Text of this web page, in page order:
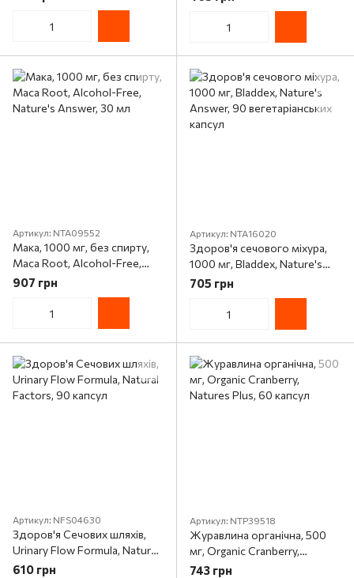
Артикул: NTA09552
Мака, 1000 мг, без спирту,
Maca Root, Alcohol-Free,
Nature's Answer, 30 мл
907 грн
Артикул: NTA16020
Здоров'я сечового міхура,
1000 мг, Bladdex, Nature's
Answer, 90 вегетаріанських
705 грн
Артикул: NFS04630
Здоров'я Сечових шляхів,
Urinary Flow Formula, Natural
Factors, 90 капсул
610 грн
Артикул: NTP39518
Журавлина органічна, 500
мг, Organic Cranberry,
Natures Plus, 60 капсул
743 грн